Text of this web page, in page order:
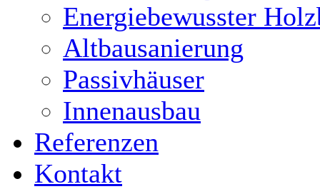
Energiebewusster
Altbausanierung
Passivhäuser
Innenausbau
Referenzen
Kontakt